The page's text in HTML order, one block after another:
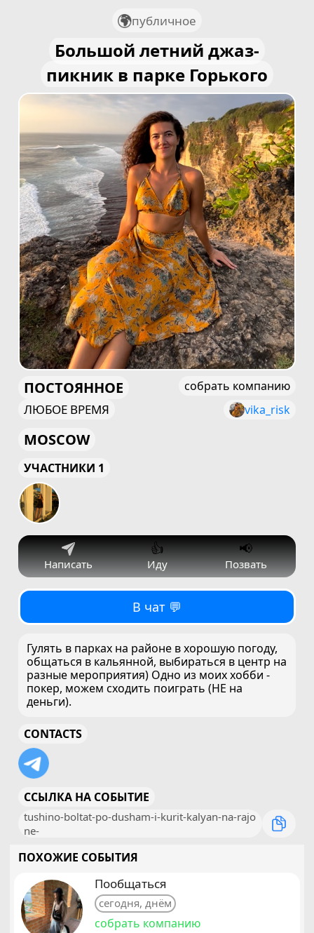
публичное
Большой летний джаз-
пикник в парке Горького
ПОСТОЯННОЕ
ЛЮБОЕ ВРЕМЯ
собрать компанию
vika_risk
MOSCOW
УЧАСТНИКИ 1
Написать
👍
Иду
📢
Позвать
В чат 💬
Гулять в парках на районе в хорошую погоду,
общаться в кальянной, выбираться в центр на
разные мероприятия) Одно из моих хобби -
покер, можем сходить поиграть (НЕ на
деньги).
CONTACTS
ССЫЛКА НА СОБЫТИЕ
tushino-boltat-po-dusham-i-kurit-kalyan-na-rajo
ne-
ПОХОЖИЕ СОБЫТИЯ
Пообщаться
сегодня, днём
собрать компанию